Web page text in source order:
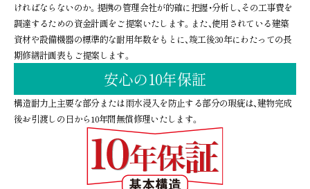
ければならないのか。提携の管理会社が的確に把握・分析し、その工事費を
調達するための資金計画をご提案いたします。また、使用されている建築
資材や設備機器の標準的な耐用年数をもとに、竣工後30年にわたっての長
期修繕計画表もご提案します。
安心の10年保証
構造耐力上主要な部分または雨水浸入を防止する部分の瑕疵は、建物完成
後お引渡しの日から10年間無償修理いたします。